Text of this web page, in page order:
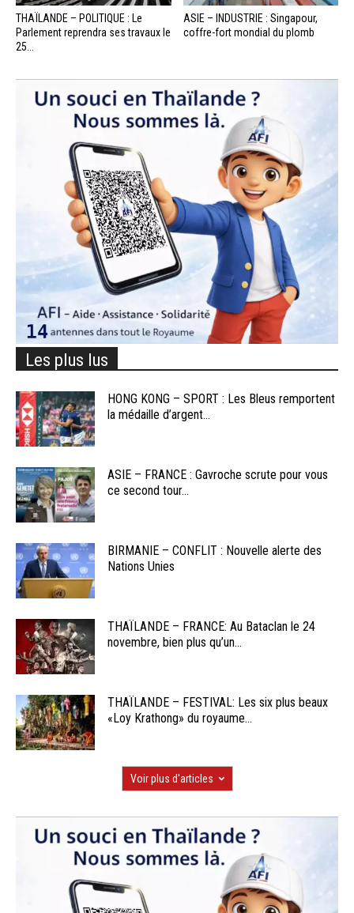
THAÏLANDE – POLITIQUE : Le
Parlement reprendra ses travaux le
25...
ASIE – INDUSTRIE : Singapour,
coffre-fort mondial du plomb
Les plus lus
HONG KONG – SPORT : Les Bleus remportent
la médaille d’argent...
ASIE – FRANCE : Gavroche scrute pour vous
ce second tour...
BIRMANIE – CONFLIT : Nouvelle alerte des
Nations Unies
THAÏLANDE – FRANCE: Au Bataclan le 24
novembre, bien plus qu’un...
THAÏLANDE – FESTIVAL: Les six plus beaux
«Loy Krathong» du royaume...
Voir plus d'articles